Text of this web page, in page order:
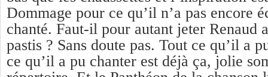
Dommage pour ce qu’il n’a pas encore
chanté. Faut-il pour autant jeter Renaud
pastis ? Sans doute pas. Tout ce qu’il a
ce qu’il a pu chanter est déjà ça, jolie